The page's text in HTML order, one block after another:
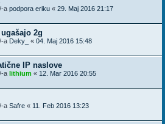
a podpora eriku « 29. Maj 2016 21:17
2g
a Deky_ « 04. Maj 2016 15:48
IP naslove
a lithium « 12. Mar 2016 20:55
a Safre « 11. Feb 2016 13:23